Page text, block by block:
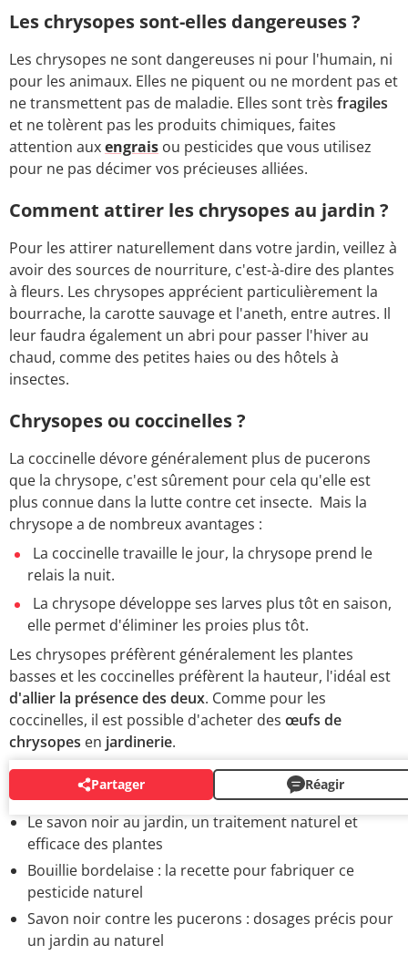
Les chrysopes sont-elles dangereuses ?
Les chrysopes ne sont dangereuses ni pour l'humain, ni
pour les animaux. Elles ne piquent ou ne mordent pas et
ne transmettent pas de maladie. Elles sont très fragiles
et ne tolèrent pas les produits chimiques, faites
attention auxengrais ou pesticides que vous utilisez
pour ne pas décimer vos précieuses alliées.
Comment attirer les chrysopes au jardin ?
Pour les attirer naturellement dans votre jardin, veillez à
avoir des sources de nourriture, c'est-à-dire des plantes
à fleurs. Les chrysopes apprécient particulièrement la
bourrache, la carotte sauvage et l'aneth, entre autres. Il
leur faudra également un abri pour passer l'hiver au
chaud, comme des petites haies ou des hôtels à
insectes.
Chrysopes ou coccinelles ?
La coccinelle dévore généralement plus de pucerons
que la chrysope, c'est sûrement pour cela qu'elle est
plus connue dans la lutte contre cet insecte. Mais la
chrysope a de nombreux avantages :
La coccinelle travaille le jour, la chrysope prend le
relais la nuit.
La chrysope développe ses larves plus tôt en saison,
elle permet d'éliminer les proies plus tôt.
Les chrysopes préfèrent généralement les plantes
basses et les coccinelles préfèrent la hauteur, l'idéal est
d'allier la présence des deux. Comme pour les
coccinelles, il est possible d'acheter des œufs de
chrysopes en jardinerie.
Partager Réagir
TRAITEMENTS NATURELS DES VÉGÉTAUX
Le savon noir au jardin, un traitement naturel et
efficace des plantes
Bouillie bordelaise : la recette pour fabriquer ce
pesticide naturel
Savon noir contre les pucerons : dosages précis pour
un jardin au naturel